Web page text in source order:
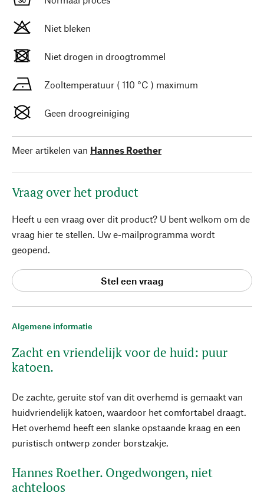
Algemene informatie
Zacht en vriendelijk voor de huid: puur
katoen.
De zachte, geruite stof van dit overhemd is gemaakt van
huidvriendelijk katoen, waardoor het comfortabel draagt.
Het overhemd heeft een slanke opstaande kraag en een
puristisch ontwerp zonder borstzakje.
Hannes Roether. Ongedwongen, niet
achteloos
Niet bleken
Niet drogen in droogtrommel
Zooltemperatuur ( 110 °C ) maximum
Geen droogreiniging
Meer artikelen van Hannes Roether
Vraag over het product
Heeft u een vraag over dit product? U bent welkom om de
vraag hier te stellen. Uw e-mailprogramma wordt
geopend.
Stel een vraag